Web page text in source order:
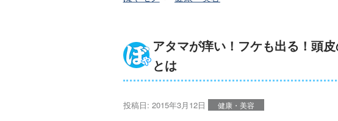
アタマが痒い！フケも出る！頭
とは
投稿日: 2015年3月12日 健康・美容